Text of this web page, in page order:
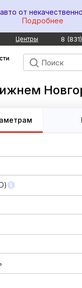
от
Подробнее
Центры 8